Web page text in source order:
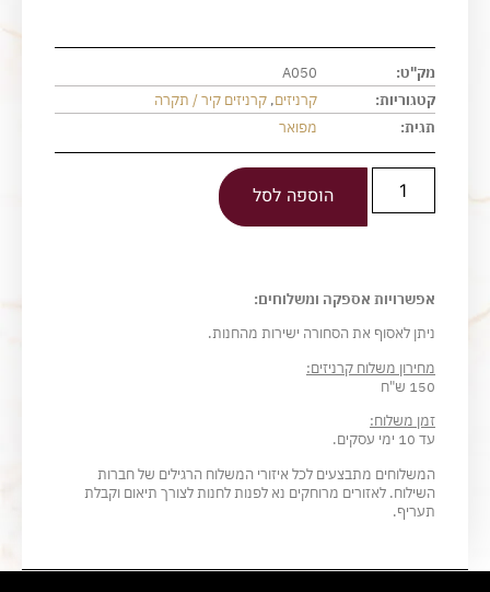
מק"ט:
A050
קטגוריות:
קרניזים, קרניזים קיר / תקרה
תגית:
מפואר
הוספה לסל
אפשרויות אספקה ומשלוחים:
ניתן לאסוף את הסחורה ישירות מהחנות.
מחירון משלוח קרניזים:
150 ש"ח
זמן משלוח:
עד 10 ימי עסקים.
המשלוחים מתבצעים לכל איזורי המשלוח הרגילים של חברות
השילוח. לאזורים מרוחקים נא לפנות לחנות לצורך תיאום וקבלת
תעריף.